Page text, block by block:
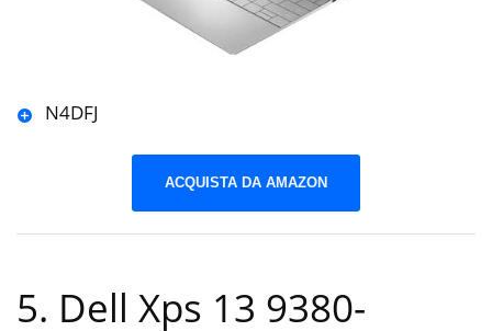
N4DFJ
ACQUISTA DA AMAZON
5. Dell Xps 13 9380-